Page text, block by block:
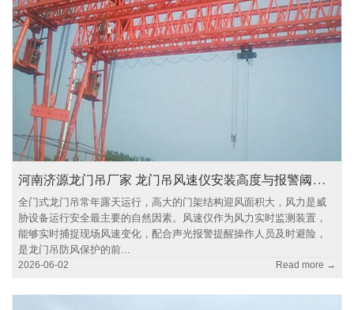
河南济源龙门吊厂家 龙门吊风速仪安装高度与报警阈值设定
全门式龙门吊常年露天运行，高大的门架结构迎风面积大，风力是威
胁设备运行安全最主要的自然因素。风速仪作为风力实时监测装置，
能够实时捕捉现场风速变化，配合声光报警提醒操作人员及时避险，
是龙门吊防风保护的前...
2026-06-02 Read more →